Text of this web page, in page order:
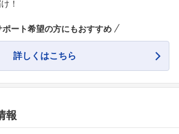
企業もフォローしませんか？
！
ポート希望の方にもおすすめ
詳しくはこちら
報